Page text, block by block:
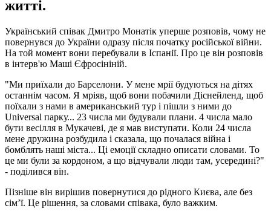
житті.
Український співак Дмитро Монатік уперше розповів, чому не
повернувся до України одразу після початку російської війни.
На той момент вони перебували в Іспанії. Про це він розповів
в інтерв'ю Маші Єфросініній.
"Ми приїхали до Барселони. У мене мрії будуються на дітях
останнім часом. Я мріяв, щоб вони побачили Діснейленд, щоб
поїхали з нами в американський тур і пішли з ними до
Universal парку... 23 числа ми будували плани. 4 числа мало
бути весілля в Мукачеві, де я мав виступати. Коли 24 числа
мене дружина розбудила і сказала, що почалася війна і
бомблять наші міста... Ці емоції складно описати словами. То
це ми були за кордоном, а що відчували люди там, усередині?"
- поділився він.
Пізніше він вирішив повернутися до рідного Києва, але без
сім’ї. Це рішення, за словами співака, було важким.